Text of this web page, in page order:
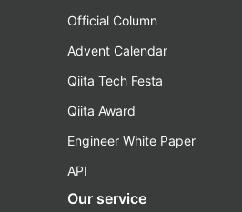
Official Column
Advent Calendar
Qiita Tech Festa
Qiita Award
Engineer White Paper
API
Our service